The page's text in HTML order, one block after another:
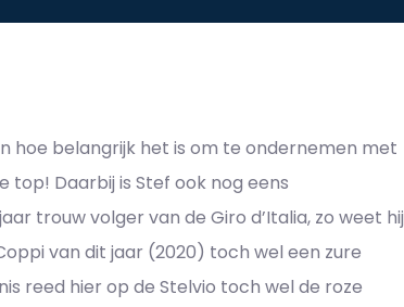
hoe belangrijk het is om te ondernemen met
top! Daarbij is Stef ook nog eens
trouw volger van de Giro d’Italia, zo weet hij
van dit jaar (2020) toch wel een zure
reed hier op de Stelvio toch wel de roze